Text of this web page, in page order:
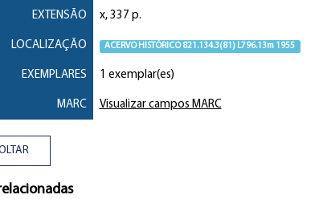
EXTENSÃO x, 337 p.
LOCALIZAÇÃO ACERVO HISTÓRICO 821.134.3(81) L796.13m 1955
EXEMPLARES 1 exemplar(es)
MARC Visualizar campos MARC